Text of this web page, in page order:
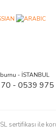
- İSTANBUL
- 0539 975
ile